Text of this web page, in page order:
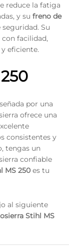
reduce la fatiga
y su freno de
Su
facilidad,
eficiente.
por una
ofrece una
consistentes y
tengas un
confiable
MS 250 es tu
al siguiente
Stihl MS